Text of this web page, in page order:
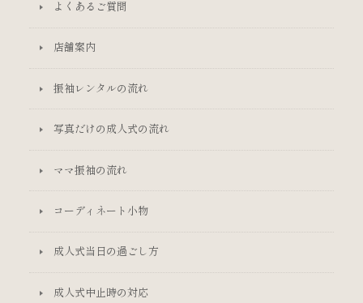
よくあるご質問
店舗案内
振袖レンタルの流れ
写真だけの成人式の流れ
ママ振袖の流れ
コーディネート小物
成人式当日の過ごし方
成人式中止時の対応